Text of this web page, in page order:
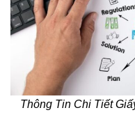
Thông Tin Chi Tiết